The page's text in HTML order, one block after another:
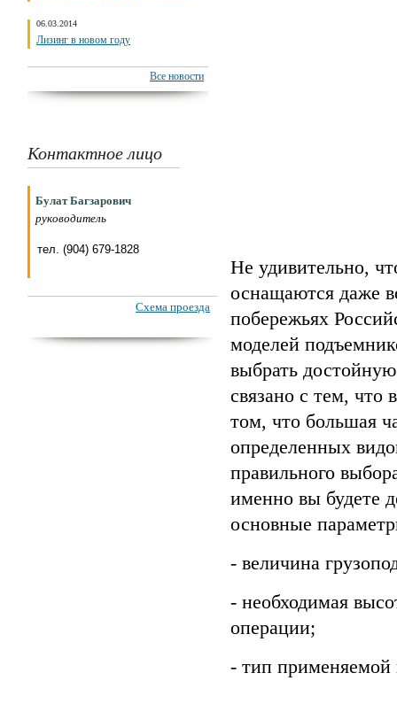
06.03.2014
Лизинг в новом году
Все новости
Контактное лицо
Булат Багзарович
руководитель
тел. (904) 679-1828
Схема проезда
Не удивительно,
оснащаются даже
побережьях
моделей
выбрать
связано с тем, что
том, что большая
определенных
правильного
именно вы будете
основные
- величина
- необходимая
операции;
- тип применяемой